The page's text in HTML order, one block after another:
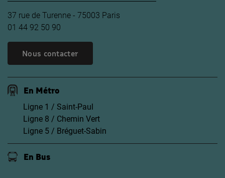
37 rue de Turenne - 75003 Paris
01 44 92 50 90
Nous contacter
En Métro
Ligne 1 / Saint-Paul
Ligne 8 / Chemin Vert
Ligne 5 / Bréguet-Sabin
En Bus